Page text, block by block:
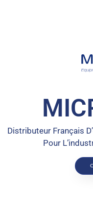
Distributeur Français
Pour